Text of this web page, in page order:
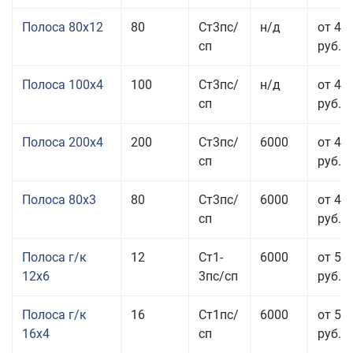
Полоса 80x12 80
Ст3пс/
сп
н/д
от 46
руб.
Полоса 100x4 100
Ст3пс/
сп
н/д
от 44
руб.
Полоса 200x4 200
Ст3пс/
сп
6000
от 48
руб.
Полоса 80x3 80
Ст3пс/
сп
6000
от 47
руб.
Полоса г/к
12x6
12
Ст1-
3пс/сп
6000
от 52
руб.
Полоса г/к
16x4
16
Ст1пс/
сп
6000
от 53
руб.